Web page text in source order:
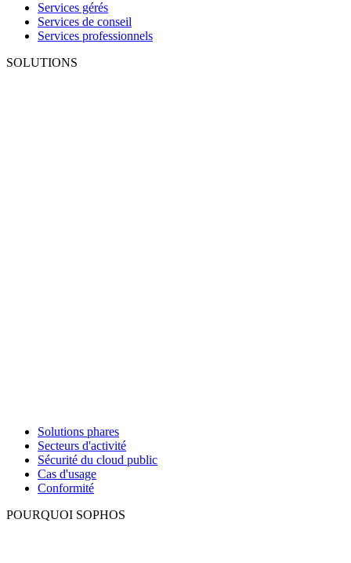
Services gérés
Services de conseil
Services professionnels
SOLUTIONS
Solutions phares
Secteurs d'activité
Sécurité du cloud public
Cas d'usage
Conformité
POURQUOI SOPHOS